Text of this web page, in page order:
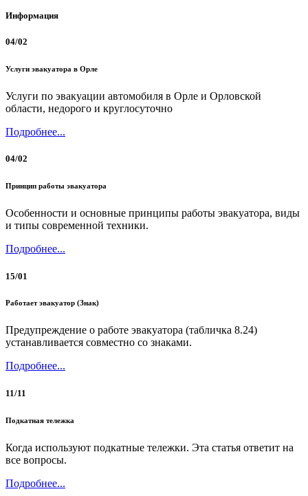
Информация
04/02
Услуги эвакуатора в Орле
Услуги по эвакуации автомобиля в Орле и Орловской
области, недорого и круглосуточно
Подробнее...
04/02
Принцип работы эвакуатора
Особенности и основные принципы работы эвакуатора, виды
и типы современной техники.
Подробнее...
15/01
Работает эвакуатор (Знак)
Предупреждение о работе эвакуатора (табличка 8.24)
устанавливается совместно со знаками.
Подробнее...
11/11
Подкатная тележка
Когда используют подкатные тележки. Эта статья ответит на
все вопросы.
Подробнее...